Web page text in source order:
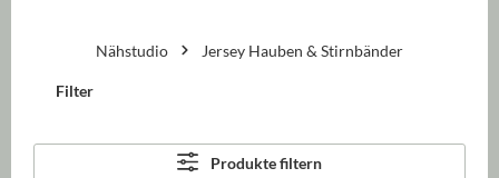
Nähstudio Jersey Hauben & Stirnbänder
Filter
Produkte filtern